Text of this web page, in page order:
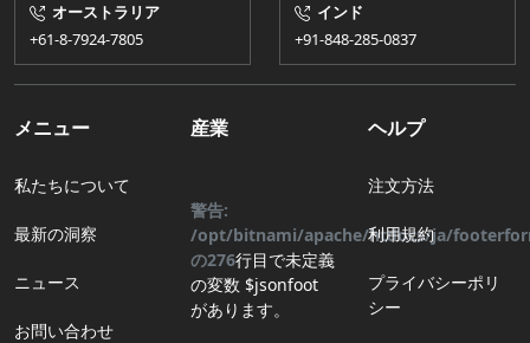
オーストラリア
+61-8-7924​​-7805
インド
+91-848-285-0837
メニュー
私たちについて
最新の洞察
ニュース
お問い合わせ
産業
警告:
/opt/bitnami/apache/htdocs/ja/
の276行目で未定義
の変数 $jsonfoot
があります。
ヘルプ
注文方法
利用規約
プライバシーポリ
シー